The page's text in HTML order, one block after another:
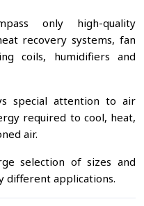
only high-quality
recovery systems, fan
coils, humidifiers and
special attention to air
required to cool, heat,
air.
selection of sizes and
different applications.